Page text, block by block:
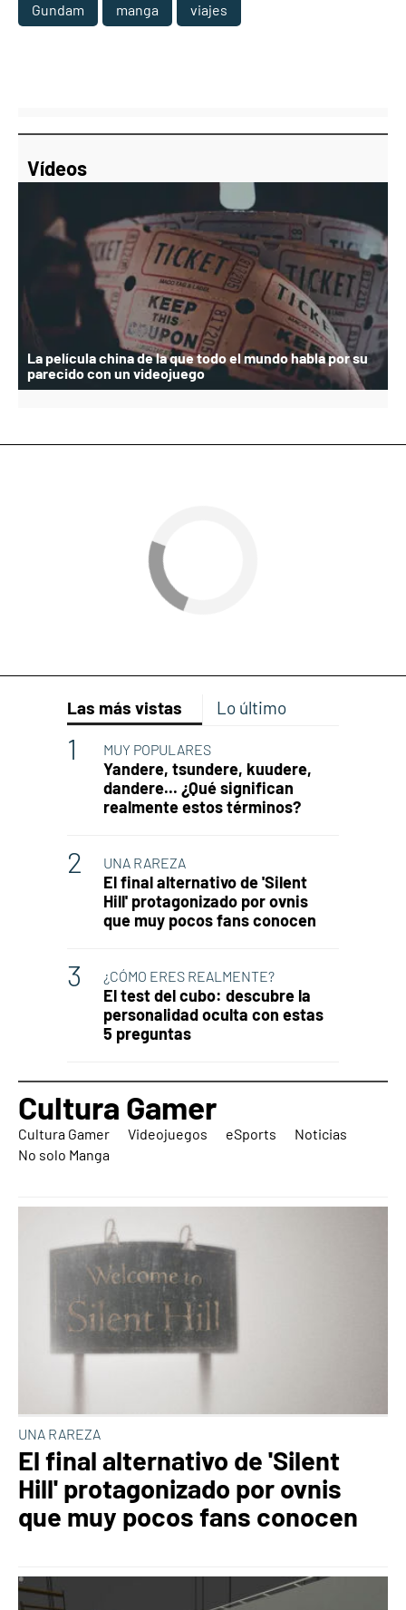
Gundam manga viajes
Vídeos
La película china de la que todo el mundo habla por su
parecido con un videojuego
Las más vistas Lo último
MUY POPULARES
Yandere, tsundere, kuudere,
dandere... ¿Qué significan
realmente estos términos?
UNA RAREZA
El final alternativo de 'Silent
Hill' protagonizado por ovnis
que muy pocos fans conocen
¿CÓMO ERES REALMENTE?
El test del cubo: descubre la
personalidad oculta con estas
5 preguntas
Cultura Gamer
Cultura Gamer Videojuegos eSports
Noticias
No solo Manga
UNA RAREZA
El final alternativo de 'Silent
Hill' protagonizado por ovnis
que muy pocos fans conocen